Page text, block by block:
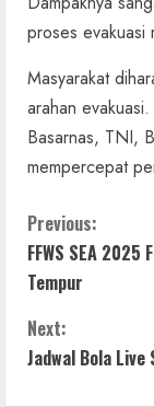
proses evakuasi
Masyarakat
arahan
Basarnas, TNI,
mempercepat
C
o
n
t
Previous:
FFWS SEA
Tempur
Next:
Jadwal Bola